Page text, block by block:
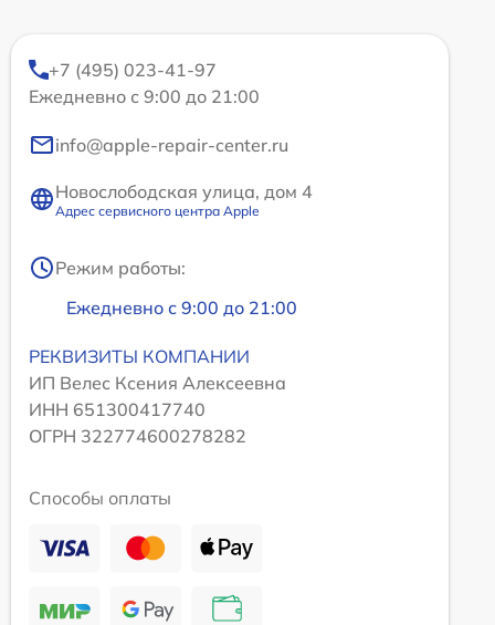
+7 (495) 023-41-97
Ежедневно с 9:00 до 21:00
info@apple-repair-center.ru
Новослободская улица, дом 4
Адрес сервисного центра Apple
Режим работы:
Ежедневно с 9:00 до 21:00
РЕКВИЗИТЫ КОМПАНИИ
ИП Велес Ксения Алексеевна
ИНН 651300417740
ОГРН 322774600278282
Способы оплаты